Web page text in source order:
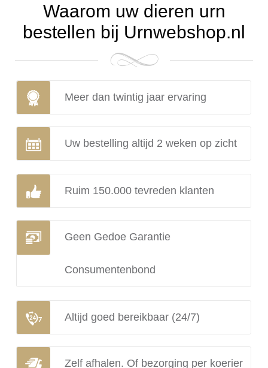
Waarom uw dieren urn
bestellen bij Urnwebshop.nl
Meer dan twintig jaar ervaring
Uw bestelling altijd 2 weken op zicht
Ruim 150.000 tevreden klanten
Geen Gedoe Garantie
Consumentenbond
Altijd goed bereikbaar (24/7)
Zelf afhalen. Of bezorging per koerier